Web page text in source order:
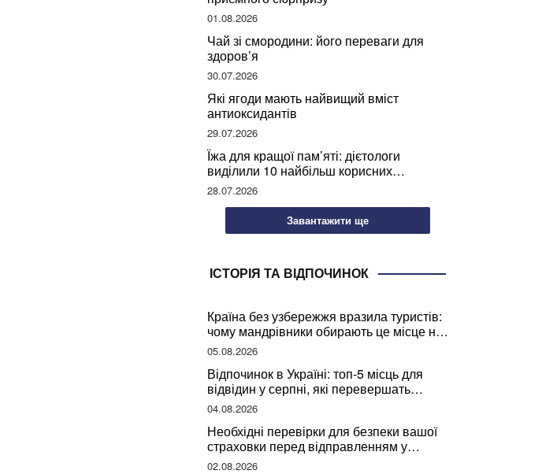
01.08.2026
Чай зі смородини: його переваги для
здоров’я
30.07.2026
Які ягоди мають найвищий вміст
антиоксидантів
29.07.2026
Їжа для кращої пам’яті: дієтологи
виділили 10 найбільш корисних
продуктів
28.07.2026
Завантажити ще
ІСТОРІЯ ТА ВІДПОЧИНОК
Країна без узбережжя вразила туристів:
чому мандрівники обирають це місце на
відпочинок
05.08.2026
Відпочинок в Україні: топ-5 місць для
відвідин у серпні, які перевершать
закордонні враження
04.08.2026
Необхідні перевірки для безпеки вашої
страховки перед відправленням у
подорож
02.08.2026